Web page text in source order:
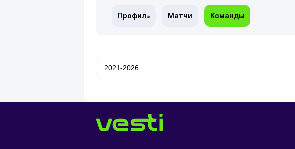
Профиль Матчи Команды